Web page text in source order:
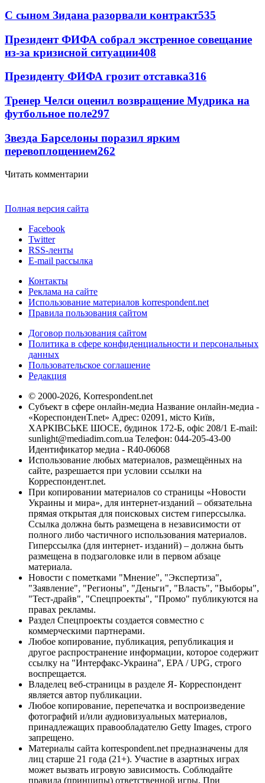
С сыном Зидана разорвали контракт535
Президент ФИФА собрал экстренное совещание
из-за кризисной ситуации408
Президенту ФИФА грозит отставка316
Тренер Челси оценил возвращение Мудрика на
футбольное поле297
Звезда Барселоны поразил ярким
перевоплощением262
Читать комментарии
Полная версия сайта
Facebook
Twitter
RSS-ленты
E-mail рассылка
Контакты
Реклама на сайте
Использование материалов korrespondent.net
Правила пользования сайтом
Договор пользования сайтом
Политика в сфере конфиденциальности и персональных
данных
Пользовательское соглашение
Редакция
© 2000-2026, Korrespondent.net
Субъект в сфере онлайн-медиа Название онлайн-медиа -
«КореспонденТ.net» Адрес: 02091, місто Київ,
ХАРКІВСЬКЕ ШОСЕ, будинок 172-Б, офіс 208/1 E-mail:
sunlight@mediadim.com.ua Телефон: 044-205-43-00
Идентификатор медиа - R40-06068
Использование любых материалов, размещённых на
сайте, разрешается при условии ссылки на
Корреспондент.net.
При копировании материалов со страницы «Новости
Украины и мира», для интернет-изданий – обязательна
прямая открытая для поисковых систем гиперссылка.
Ссылка должна быть размещена в независимости от
полного либо частичного использования материалов.
Гиперссылка (для интернет- изданий) – должна быть
размещена в подзаголовке или в первом абзаце
материала.
Новости с пометками "Мнение", "Экспертиза",
"Заявление", "Регионы", "Деньги", "Власть", "Выборы",
"Тест-драйв", "Спецпроекты", "Промо" публикуются на
правах рекламы.
Раздел Спецпроекты создается совместно с
коммерческими партнерами.
Любое копирование, публикация, републикация и
другое распространение информации, которое содержит
ссылку на "Интерфакс-Украина", EPA / UPG, строго
воспрещается.
Владелец веб-страницы в разделе Я- Корреспондент
является автор публикации.
Любое копирование, перепечатка и воспроизведение
фотографий и/или аудиовизуальных материалов,
принадлежащих правообладателю Getty Images, строго
запрещено.
Материалы сайта korrespondent.net предназначены для
лиц старше 21 года (21+). Участие в азартных играх
может вызвать игровую зависимость. Соблюдайте
правила (принципы) ответственной игры. При